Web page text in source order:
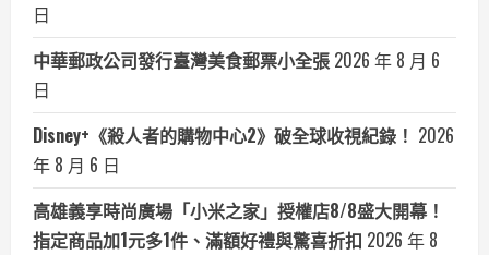
日
中華郵政公司發行臺灣美食郵票小全張 2026 年 8 月 6
日
Disney+《殺人者的購物中心2》破全球收視紀錄！ 2026
年 8 月 6 日
高雄義享時尚廣場「小米之家」授權店8/8盛大開幕！
指定商品加1元多1件、滿額好禮與驚喜折扣 2026 年 8